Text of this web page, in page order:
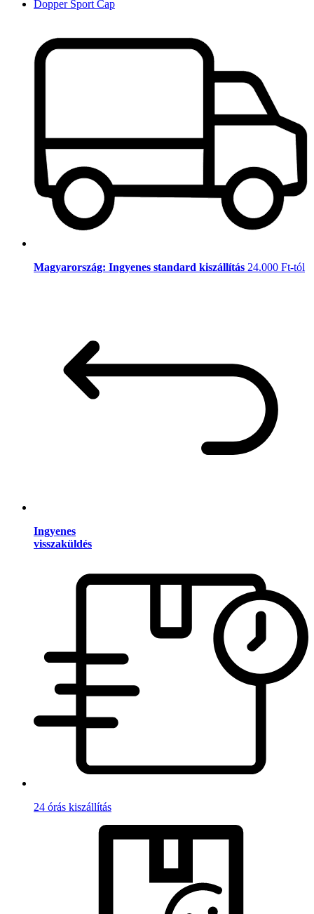
Dopper Sport Cap
Magyarország: Ingyenes standard kiszállítás 24.000 Ft-tól
Ingyenes
visszaküldés
24 órás kiszállítás